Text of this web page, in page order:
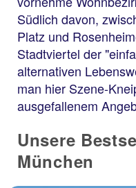
Südlich davon,
Platz und
Stadtviertel der
alternativen
man hier Szene-
ausgefallenem
Unsere
München